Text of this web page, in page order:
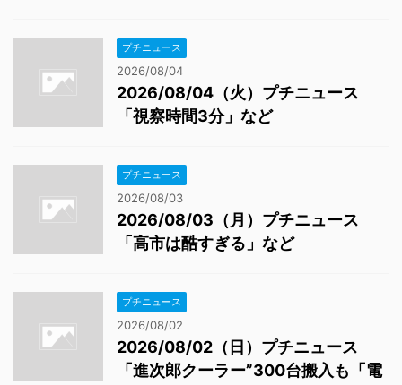
プチニュース
2026/08/04
2026/08/04（火）プチニュース
「視察時間3分」など
プチニュース
2026/08/03
2026/08/03（月）プチニュース
「高市は酷すぎる」など
プチニュース
2026/08/02
2026/08/02（日）プチニュース
「進次郎クーラー”300台搬入も「電